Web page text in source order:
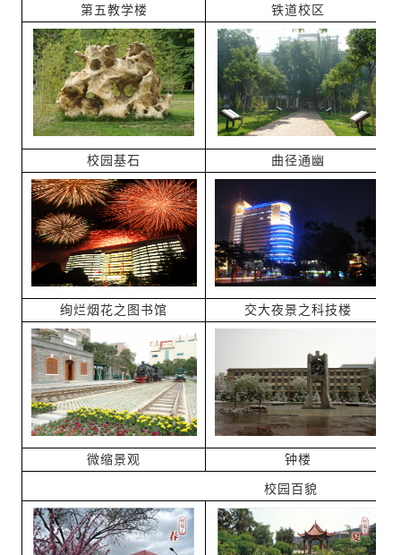
第五教学楼 铁道校区
校园基石 曲径通幽
绚烂烟花之图书馆 交大夜景之科技楼
微缩景观 钟楼
校园百貌